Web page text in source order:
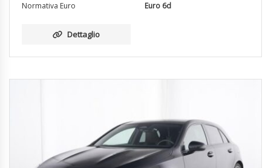
Normativa Euro
Euro 6d
Dettaglio